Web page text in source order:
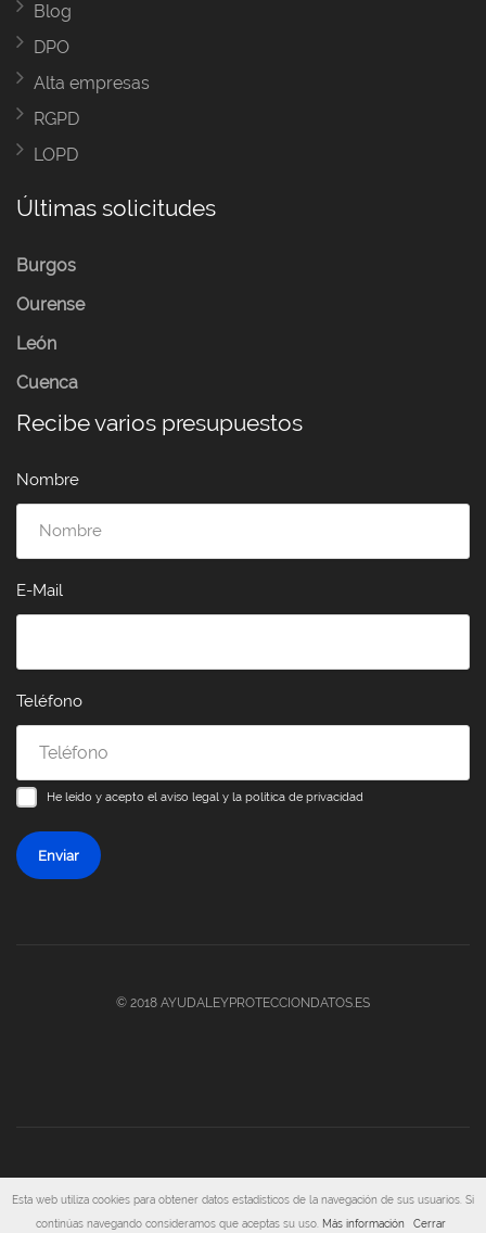
Esta web utiliza cookies para obtener datos estadísticos de la navegación de sus usuarios. Si
continúas navegando consideramos que aceptas su uso. Más información Cerrar
Blog
DPO
Alta empresas
RGPD
LOPD
Últimas solicitudes
Burgos
Ourense
León
Cuenca
Recibe varios presupuestos
Nombre
E-Mail
Teléfono
He leído y acepto el aviso legal y la política de privacidad
Enviar
© 2018 AYUDALEYPROTECCIONDATOS.ES